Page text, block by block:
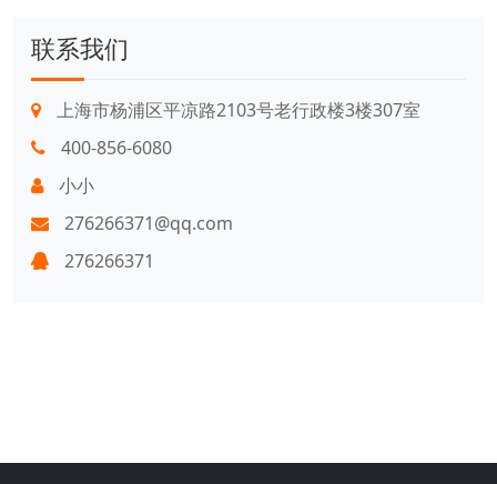
联系我们
上海市杨浦区平凉路2103号老行政楼3楼307室
400-856-6080
小小
276266371@qq.com
276266371